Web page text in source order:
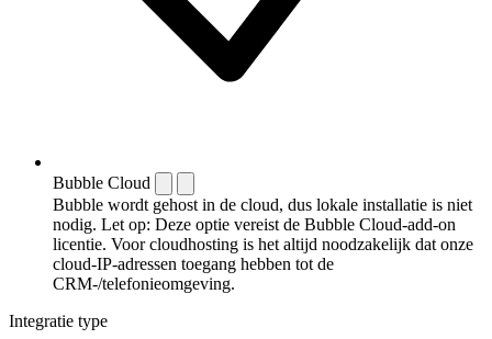
Bubble Cloud
Bubble wordt gehost in de cloud, dus lokale installatie is niet
nodig. Let op: Deze optie vereist de Bubble Cloud-add-on
licentie. Voor cloudhosting is het altijd noodzakelijk dat onze
cloud-IP-adressen toegang hebben tot de
CRM-/telefonieomgeving.
Integratie type